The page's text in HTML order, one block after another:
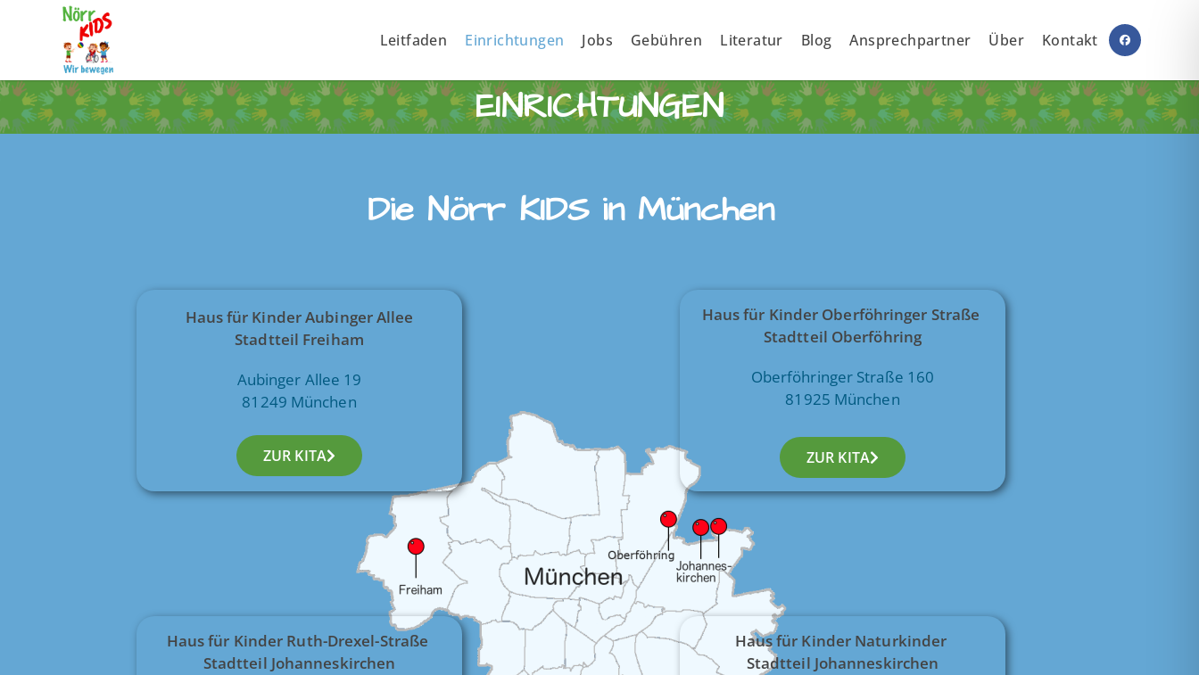
Leitfaden Einrichtungen Jobs Gebühren Literatur Blog Ansprechpartner Über Kontakt
EINRICHTUNGEN
Die Nörr KIDS in München
Haus für Kinder Aubinger Allee
Stadtteil Freiham
Aubinger Allee 19
81249 München
ZUR KITA
Haus für Kinder Oberföhringer Straße
Stadtteil Oberföhring
Oberföhringer Straße 160
81925 München
ZUR KITA
Haus für Kinder Ruth-Drexel-Straße
Stadtteil Johanneskirchen
Haus für Kinder Naturkinder
Stadtteil Johanneskirchen